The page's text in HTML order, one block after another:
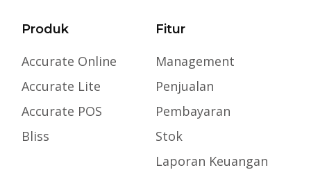
Produk
Accurate Online
Accurate Lite
Accurate POS
Bliss
Fitur
Management
Penjualan
Pembayaran
Stok
Laporan Keuangan